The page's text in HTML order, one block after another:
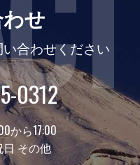
せ
合わせください
0312
から17:00
その他